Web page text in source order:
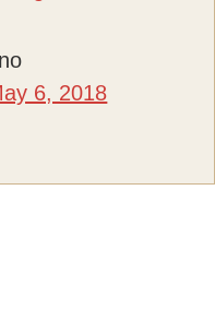
6, 2018